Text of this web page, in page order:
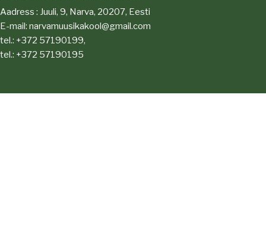
Aadress : Juuli, 9, Narva, 20207, Eesti
E-mail: narvamuusikakool@gmail.com
tel.: +372 57190199,
tel.: +372 57190195